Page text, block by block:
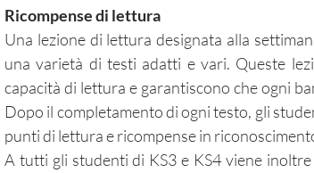
Ricompense di lettura
Una lezione di lettura designata alla
una varietà di testi adatti e vari. Queste
capacità di lettura e garantiscono che ogni
Dopo il completamento di ogni testo, gli
punti di lettura e ricompense in
A tutti gli studenti di KS3 e KS4 viene